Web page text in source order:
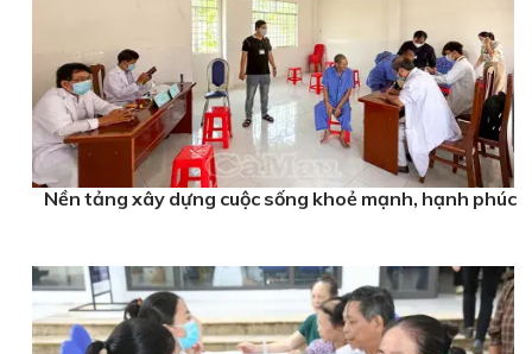
Nền tảng xây dựng cuộc sống khoẻ mạnh, hạnh phúc